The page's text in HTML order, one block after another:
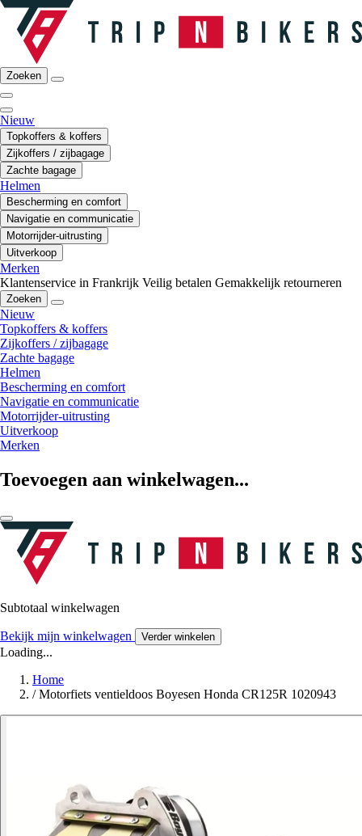
Zoeken
Nieuw
Topkoffers & koffers
Zijkoffers / zijbagage
Zachte bagage
Helmen
Bescherming en comfort
Navigatie en communicatie
Motorrijder-uitrusting
Uitverkoop
Merken
Klantenservice in Frankrijk Veilig betalen Gemakkelijk retourneren
Zoeken
Nieuw
Topkoffers & koffers
Zijkoffers / zijbagage
Zachte bagage
Helmen
Bescherming en comfort
Navigatie en communicatie
Motorrijder-uitrusting
Uitverkoop
Merken
Toevoegen aan winkelwagen...
Subtotaal winkelwagen
Bekijk mijn winkelwagen Verder winkelen
Loading...
Home
/ Motorfiets ventieldoos Boyesen Honda CR125R 1020943